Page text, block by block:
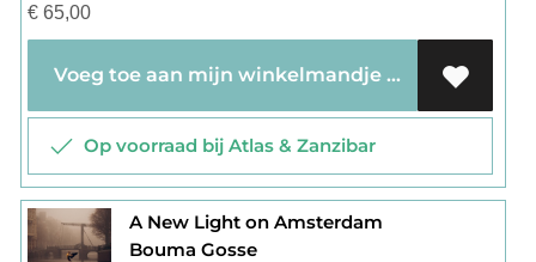
€65,00
Voeg toe aan mijn winkelmandje
Op voorraad bij Atlas & Zanzibar
A New Light on Amsterdam
Bouma Gosse